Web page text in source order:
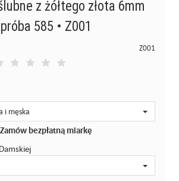
z żółtego złota 6mm
próba 585 • Z001
Z001
i męska
Zamów bezpłatną miarkę